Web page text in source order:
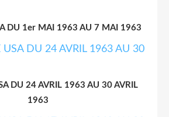
DU 1er MAI 1963 AU 7 MAI 1963
DU 24 AVRIL 1963 AU 30 AVRIL
1963